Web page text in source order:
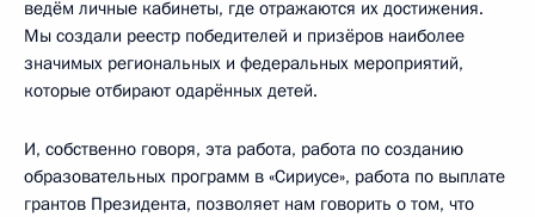
ведём личные кабинеты, где отражаются их достижения.
Мы создали реестр победителей и призёров наиболее
значимых региональных и федеральных мероприятий,
которые отбирают одарённых детей.
И, собственно говоря, эта работа, работа по созданию
образовательных программ в «Сириусе», работа по выплате
грантов Президента, позволяет нам говорить о том, что